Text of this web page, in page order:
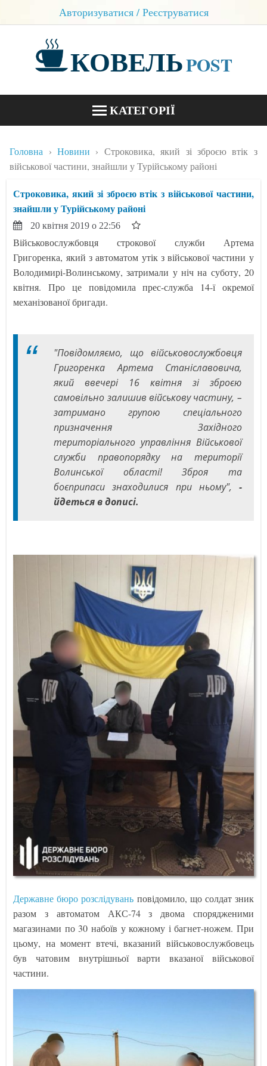
Авторизуватися / Реєструватися
КОВЕЛЬPOST
КАТЕГОРІЇ
БЛОГИ
КОНТАКТИ
Головна Новини
Строковика, який зі зброєю втік з
військової частини, знайшли у Турійському районі
Строковика, який зі зброєю втік з військової частини,
знайшли у Турійському районі
20 квітня 2019 о 22:56
Військовослужбовця строкової служби Артема
Григоренка, який з автоматом утік з військової частини у
Володимирі-Волинському, затримали у ніч на суботу, 20
квітня. Про це повідомила прес-служба 14-ї окремої
механізованої бригади.
"Повідомляємо, що військовослужбовця
Григоренка Артема Станіславовича,
який ввечері 16 квітня зі зброєю
самовільно залишив військову частину, –
затримано групою спеціального
призначення Західного
територіального управління Військової
служби правопорядку на території
Волинської області! Зброя та
боєприпаси знаходилися при ньому", -
йдеться в дописі.
Державне бюро розслідувань повідомило, що солдат зник
разом з автоматом АКС-74 з двома спорядженими
магазинами по 30 набоїв у кожному і багнет-ножем. При
цьому, на момент втечі, вказаний військовослужбовець
був чатовим внутрішньої варти вказаної військової
частини.